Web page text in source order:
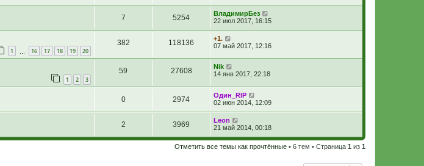
7 5254
ВладимирБез
22 июл 2017, 16:15
1 16 17 18 19 20
382 118136
+1.
07 май 2017, 12:16
1 2 3
59 27608
Nik
14 янв 2017, 22:18
0 2974
Один_RIP
02 июн 2014, 12:09
2 3969
Leon
21 май 2014, 00:18
Отметить все темы как прочтённые • 6 тем • Страница 1 из 1